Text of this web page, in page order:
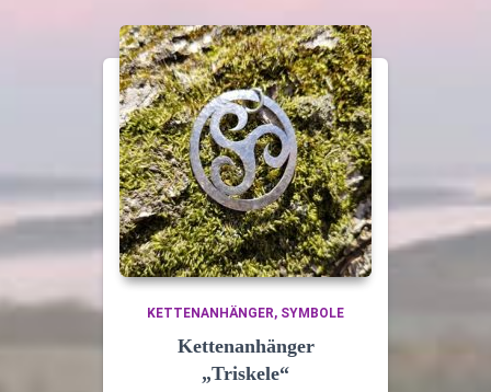
KETTENANHÄNGER SYMBOLE
Kettenanhänger
„Triskele“